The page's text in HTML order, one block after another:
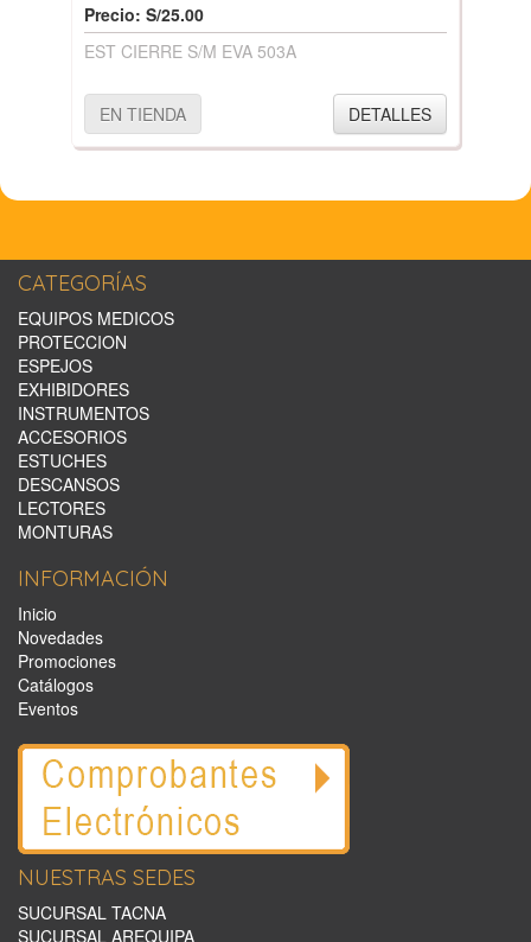
Precio: S/25.00
EST CIERRE S/M EVA 503A
EN TIENDA DETALLES
CATEGORÍAS
EQUIPOS MEDICOS
PROTECCION
ESPEJOS
EXHIBIDORES
INSTRUMENTOS
ACCESORIOS
ESTUCHES
DESCANSOS
LECTORES
MONTURAS
INFORMACIÓN
Inicio
Novedades
Promociones
Catálogos
Eventos
NUESTRAS SEDES
SUCURSAL TACNA
SUCURSAL AREQUIPA